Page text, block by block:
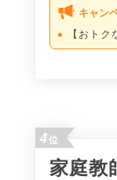
キャン
【おトク
4位
家庭教